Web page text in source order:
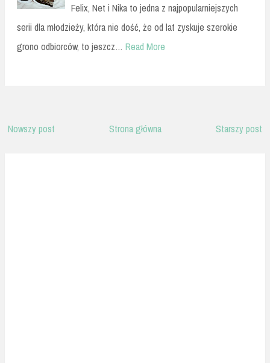
Felix, Net i Nika to jedna z najpopularniejszych
serii dla młodzieży, która nie dość, że od lat zyskuje szerokie
grono odbiorców, to jeszcz… Read More
Nowszy post Starszy post
Strona główna